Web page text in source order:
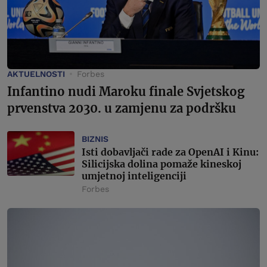
AKTUELNOSTI Forbes
Infantino nudi Maroku finale Svjetskog
prvenstva 2030. u zamjenu za podršku
BIZNIS
Isti dobavljači rade za OpenAI i Kinu:
Silicijska dolina pomaže kineskoj
umjetnoj inteligenciji
Forbes